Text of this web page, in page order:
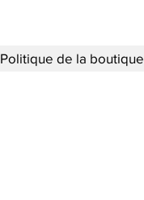
Politique de la boutique